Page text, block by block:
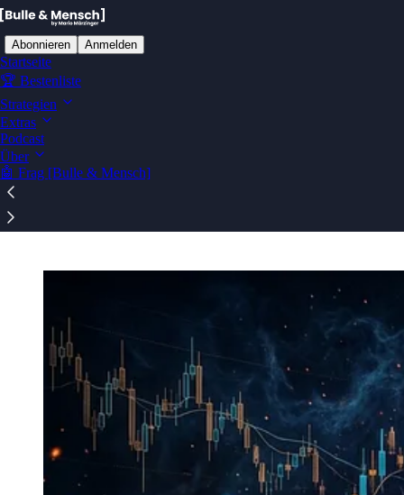
Abonnieren Anmelden
Startseite
🏆 Bestenliste
Strategien
Extras
Podcast
Über
🤖 Frag [Bulle & Mensch]
[Bulle & Mensch] Bestenliste wikifolio